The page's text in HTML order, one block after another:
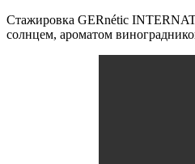
Стажировка GERnétic
солнцем, ароматом